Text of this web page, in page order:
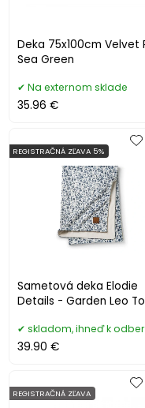
Deka 75x100cm Velvet
Sea Green
Na externom sklade
35.96 €
Sametová deka Elodie
Details - Garden Leo
REGISTRAČNÁ ZĽAVA 5%
skladom, ihneď k
39.90 €
REGISTRAČNÁ ZĽAVA